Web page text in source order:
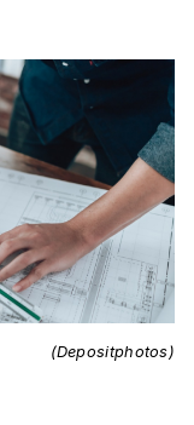
(Depositphotos)